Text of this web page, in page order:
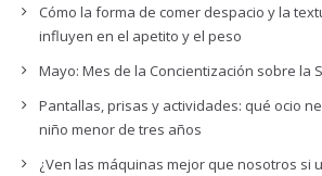
Cómo la forma de comer despacio y la
influyen en el apetito y el peso
Mayo: Mes de la Concientización sobre la
Pantallas, prisas y actividades: qué ocio
niño menor de tres años
¿Ven las máquinas mejor que nosotros si